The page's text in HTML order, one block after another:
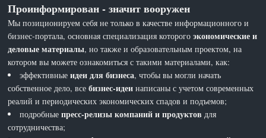
Проинформирован - значит вооружен
Мы позиционируем себя не только в качестве информационного и
бизнес-портала, основная специализация которогоэкономические и
деловые материалы, но также и образовательным проектом, на
котором вы можете ознакомиться с такими материалами, как:
эффективныеидеи для бизнеса, чтобы вы могли начать
собственное дело, всебизнес-идеи написаны с учетом современных
реалий и периодических экономических спадов и подъемов;
подробныепресс-релизы компаний и продуктов для
сотрудничества;